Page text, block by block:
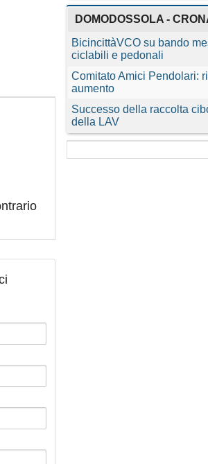
DOMODOSSOLA -
BicincittàVCO su bando
ciclabili e pedonali
Comitato Amici Pendolari:
aumento
Successo della raccolta
della LAV